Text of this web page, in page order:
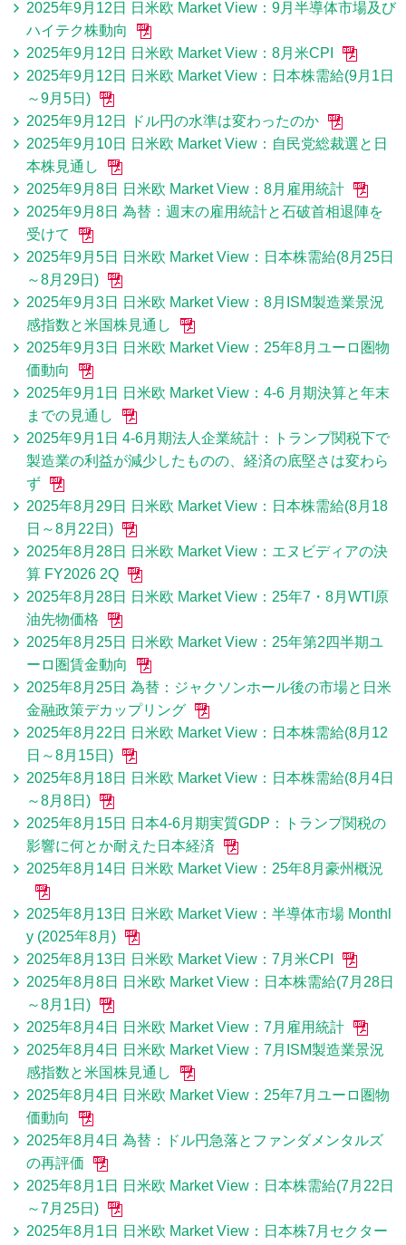
2025年9月12日 日米欧 Market View：9月半導体市場及び
ハイテク株動向
2025年9月12日 日米欧 Market View：8月米CPI
2025年9月12日 日米欧 Market View：日本株需給(9月1日
～9月5日)
2025年9月12日 ドル円の水準は変わったのか
2025年9月10日 日米欧 Market View：自民党総裁選と日
本株見通し
2025年9月8日 日米欧 Market View：8月雇用統計
2025年9月8日 為替：週末の雇用統計と石破首相退陣を
受けて
2025年9月5日 日米欧 Market View：日本株需給(8月25日
～8月29日)
2025年9月3日 日米欧 Market View：8月ISM製造業景況
感指数と米国株見通し
2025年9月3日 日米欧 Market View：25年8月ユーロ圏物
価動向
2025年9月1日 日米欧 Market View：4-6 月期決算と年末
までの見通し
2025年9月1日 4-6月期法人企業統計：トランプ関税下で
製造業の利益が減少したものの、経済の底堅さは変わら
ず
2025年8月29日 日米欧 Market View：日本株需給(8月18
日～8月22日)
2025年8月28日 日米欧 Market View：エヌビディアの決
算 FY2026 2Q
2025年8月28日 日米欧 Market View：25年7・8月WTI原
油先物価格
2025年8月25日 日米欧 Market View：25年第2四半期ユ
ーロ圏賃金動向
2025年8月25日 為替：ジャクソンホール後の市場と日米
金融政策デカップリング
2025年8月22日 日米欧 Market View：日本株需給(8月12
日～8月15日)
2025年8月18日 日米欧 Market View：日本株需給(8月4日
～8月8日)
2025年8月15日 日本4-6月期実質GDP：トランプ関税の
影響に何とか耐えた日本経済
2025年8月14日 日米欧 Market View：25年8月豪州概況
2025年8月13日 日米欧 Market View：半導体市場 Monthl
y (2025年8月)
2025年8月13日 日米欧 Market View：7月米CPI
2025年8月8日 日米欧 Market View：日本株需給(7月28日
～8月1日)
2025年8月4日 日米欧 Market View：7月雇用統計
2025年8月4日 日米欧 Market View：7月ISM製造業景況
感指数と米国株見通し
2025年8月4日 日米欧 Market View：25年7月ユーロ圏物
価動向
2025年8月4日 為替：ドル円急落とファンダメンタルズ
の再評価
2025年8月1日 日米欧 Market View：日本株需給(7月22日
～7月25日)
2025年8月1日 日米欧 Market View：日本株7月セクター